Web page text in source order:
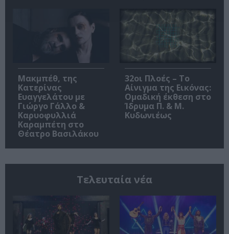
Μακμπέθ, της
Κατερίνας
Ευαγγελάτου με
Γιώργο Γάλλο &
Καρυοφυλλιά
Καραμπέτη στο
Θέατρο Βασιλάκου
32οι Πλοές – Το
Αίνιγμα της Εικόνας:
Ομαδική έκθεση στο
Ίδρυμα Π. & Μ.
Κυδωνιέως
Τελευταία νέα